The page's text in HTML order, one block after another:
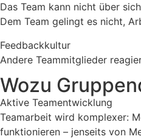
Das Team kann nicht über
Dem Team gelingt es nicht,
Feedbackkultur
Andere Teammitglieder
Wozu
Aktive Teamentwicklung
Teamarbeit wird komplexer:
funktionieren – jenseits von